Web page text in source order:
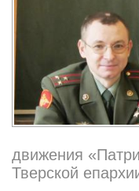
движения
Тверской